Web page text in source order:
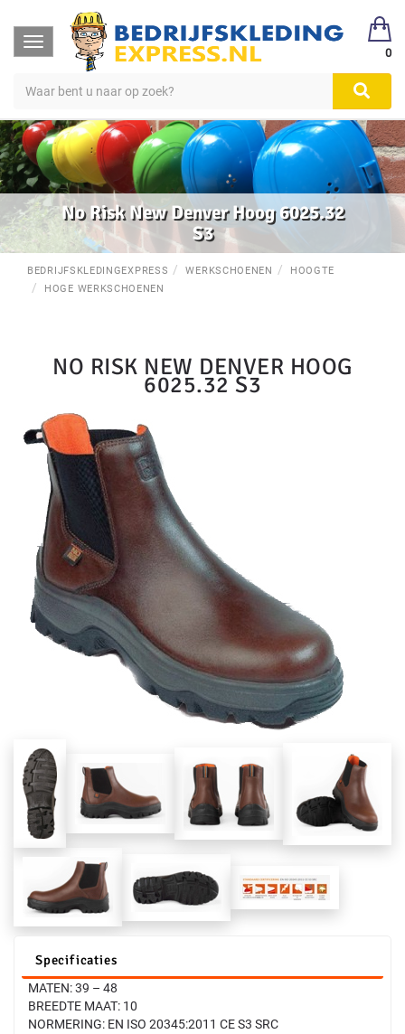
Toggle
navigation
0
No Risk New Denver Hoog 6025.32
S3
BEDRIJFSKLEDINGEXPRESS WERKSCHOENEN
HOOGTE
HOGE WERKSCHOENEN
NO RISK NEW DENVER HOOG
6025.32 S3
Specificaties
MATEN: 39 – 48
BREEDTE MAAT: 10
NORMERING: EN ISO 20345:2011 CE S3 SRC